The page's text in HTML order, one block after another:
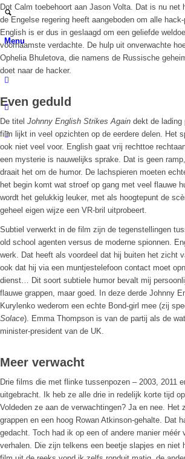
Menu
Dot Calm toebehoort aan Jason Volta. Dat is nu net
de Engelse regering heeft aangeboden om alle
English is er dus in geslaagd om een geliefde
voornaamste verdachte. De hulp uit onverwachte
Ophelia Bhuletova, die namens de Russische
doet naar de hacker.
Even geduld
De titel Johnny English Strikes Again dekt de lading
film lijkt in veel opzichten op de eerdere delen. Het
ook niet veel voor. English gaat vrij rechttoe
een mysterie is nauwelijks sprake. Dat is geen
draait het om de humor. De lachspieren moeten
het begin komt wat stroef op gang met veel flauwe
wordt het gelukkig leuker, met als hoogtepunt de
geheel eigen wijze een VR-bril uitprobeert.
Subtiel verwerkt in de film zijn de tegenstellingen
old school agenten versus de moderne spionnen.
werk. Dat heeft als voordeel dat hij buiten het zicht
ook dat hij via een muntjestelefoon contact moet
dienst… Dit soort subtiele humor bevalt mij
flauwe grappen, maar goed. In deze derde Johnny
Kurylenko wederom een echte Bond-girl mee (zij
Solace). Emma Thompson is van de partij als de
minister-president van de UK.
Meer verwacht
Drie films die met flinke tussenpozen – 2003, 2011
uitgebracht. Ik heb ze alle drie in redelijk korte tijd
Voldeden ze aan de verwachtingen? Ja en nee. Het
grappen en een hoog Rowan Atkinson-gehalte. Dat
gedacht. Toch had ik op een of andere manier méér
verhalen. Die zijn telkens een beetje slapjes en niet